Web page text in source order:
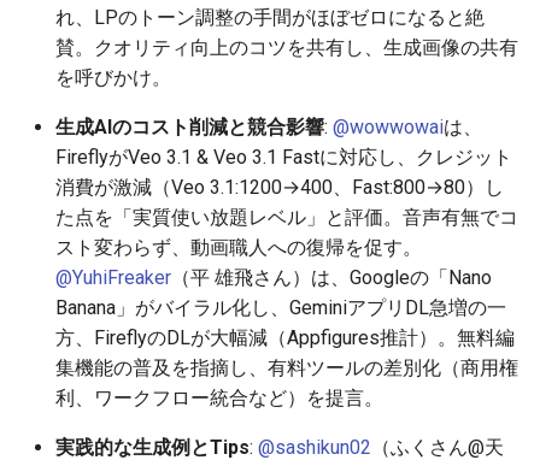
2026-06-16
2026-06-14
2026-06-13
2026-06-12
2026-06-11
2026-06-10
2026-06-09
2025-12-01
2025-11-29
2025-11-28
2025-11-27
2025-11-26
2025-11-25
2025-11-24
2026-06-16
2026-06-14
2026-06-13
2026-06-12
2026-06-11
2026-06-10
2026-06-09
2025-12-01
2025-11-29
2025-11-28
2025-11-27
2025-11-26
2025-11-25
2025-11-24
2026-06-13
2026-06-11
2026-06-10
2026-06-09
2026-06-08
2026-06-07
2026-06-06
2025-12-01
2025-11-29
2025-11-28
2025-11-27
2025-11-26
2025-11-25
2025-11-24
2026-06-14
2026-06-12
2026-06-11
2026-06-10
2026-06-09
2026-06-07
2026-06-06
2025-12-01
2025-11-29
2025-11-28
2025-11-27
2025-11-26
2025-11-25
2025-11-24
2026-06-16
2026-06-14
2026-06-13
2026-06-12
2026-06-11
2026-06-10
2026-06-09
2026-06-10
2026-06-08
2026-06-07
2026-06-06
2026-06-05
2026-06-04
2026-06-03
れ、LPのトーン調整の手間がほぼゼロになると絶
賛。クオリティ向上のコツを共有し、生成画像の共有
を呼びかけ。
生成AIのコスト削減と競合影響: @wowwowaiは、
FireflyがVeo 3.1 & Veo 3.1 Fastに対応し、クレジット
消費が激減（Veo 3.1:1200→400、Fast:800→80）し
た点を「実質使い放題レベル」と評価。音声有無でコ
スト変わらず、動画職人への復帰を促す。
@YuhiFreaker （平 雄飛さん）は、Googleの「Nano
Banana」がバイラル化し、GeminiアプリDL急増の一
方、FireflyのDLが大幅減（Appfigures推計）。無料編
集機能の普及を指摘し、有料ツールの差別化（商用権
利、ワークフロー統合など）を提言。
実践的な生成例とTips: @sashikun02 （ふくさん@天